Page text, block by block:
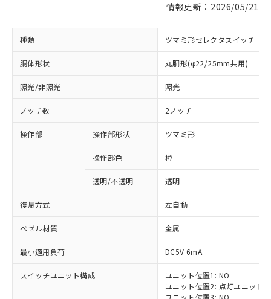
情報更新：2026/05/21
種類 ツマミ形セレクタスイッチ
胴体形状 丸胴形(φ22/25mm共用)
照光/非照光 照光
ノッチ数 2ノッチ
操作部 操作部形状 ツマミ形
操作部色 橙
透明/不透明 透明
復帰方式 左自動
ベゼル材質 金属
最小適用負荷 DC5V 6mA
スイッチユニット構成
ユニット位置1: NO
ユニット位置2: 点灯ユニット
ユニット位置3: NO